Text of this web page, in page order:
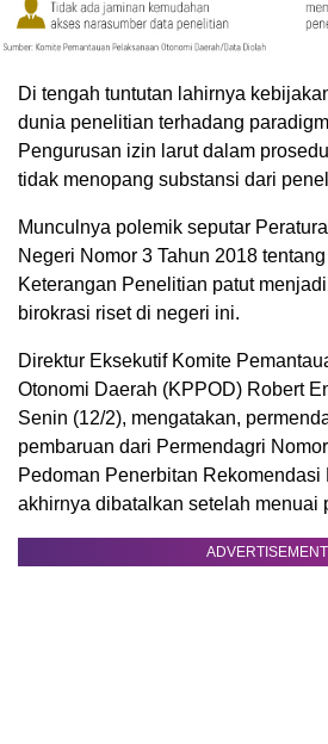
Di tengah tuntutan lahirnya
dunia penelitian terhadang
Pengurusan izin larut dalam
tidak menopang substansi dari
Munculnya polemik seputar
Negeri Nomor 3 Tahun 2018
Keterangan Penelitian patut
birokrasi riset di negeri ini.
Direktur Eksekutif Komite
Otonomi Daerah (KPPOD) Robert
Senin (12/2), mengatakan,
pembaruan dari Permendagri
Pedoman Penerbitan
akhirnya dibatalkan setelah menuai
ADVERTISEMENT